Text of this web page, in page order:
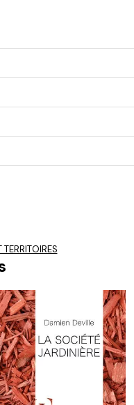
TERRITOIRES